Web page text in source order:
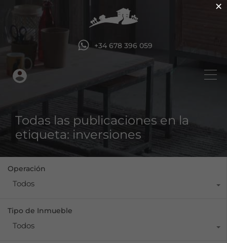
+34 678 396 059
Todas las publicaciones en la
etiqueta: inversiones
Operación
Todos
Tipo de Inmueble
Todos
×